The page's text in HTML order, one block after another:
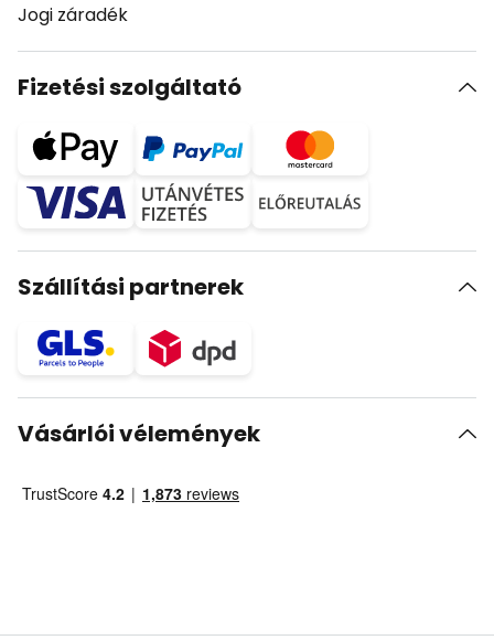
Jogi záradék
Fizetési szolgáltató
Szállítási partnerek
Vásárlói vélemények